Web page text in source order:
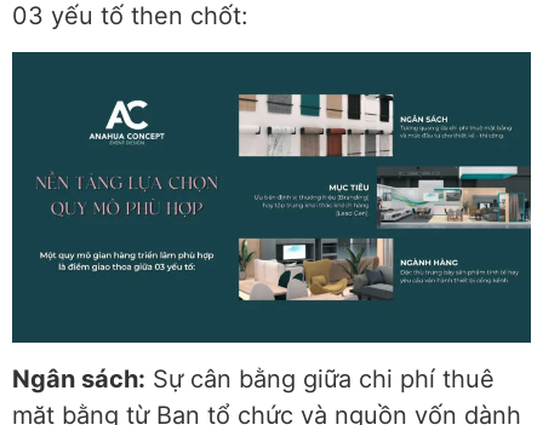
03 yếu tố then chốt:
Ngân sách: Sự cân bằng giữa chi phí thuê
mặt bằng từ Ban tổ chức và nguồn vốn dành